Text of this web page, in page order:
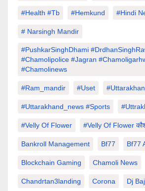
#Health #tb #hemkund #hindi
# Narsingh Mandir
#PushkarSinghDhami
#chamolipolice #Jagran
#chamolinews
#Ram_mandir #uset
#Uttarakhand_news #sports
#velly Of Flower #velly Of Flower
Bankroll Management Bf77 Bf77
Blockchain Gaming Chamoli News
Chandrtan3landing Corona Dj